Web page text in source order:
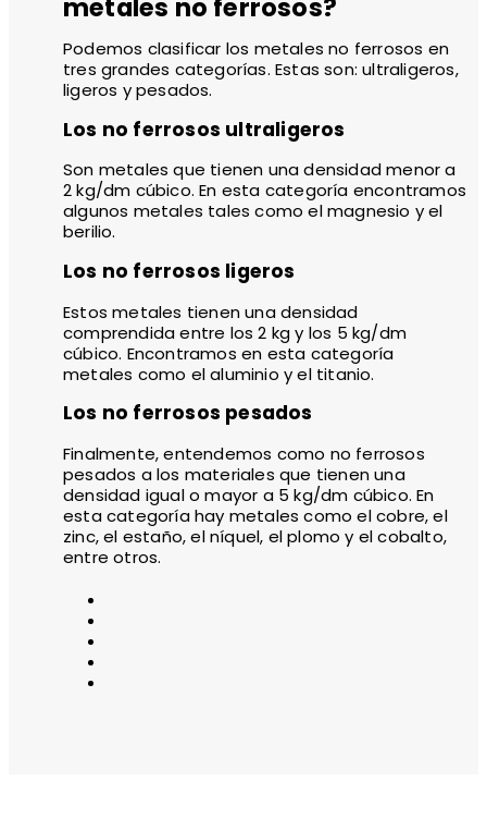
metales no ferrosos?
Podemos clasificar los metales no ferrosos en
tres grandes categorías. Estas son: ultraligeros,
ligeros y pesados.
Los no ferrosos ultraligeros
Son metales que tienen una densidad menor a
2 kg/dm cúbico. En esta categoría encontramos
algunos metales tales como el magnesio y el
berilio.
Los no ferrosos ligeros
Estos metales tienen una densidad
comprendida entre los 2 kg y los 5 kg/dm
cúbico. Encontramos en esta categoría
metales como el aluminio y el titanio.
Los no ferrosos pesados
Finalmente, entendemos como no ferrosos
pesados a los materiales que tienen una
densidad igual o mayor a 5 kg/dm cúbico. En
esta categoría hay metales como el cobre, el
zinc, el estaño, el níquel, el plomo y el cobalto,
entre otros.